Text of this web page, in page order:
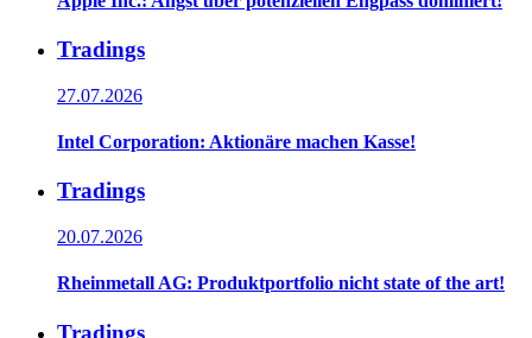
Tradings
27.07.2026
Intel Corporation: Aktionäre machen Kasse!
Tradings
20.07.2026
Rheinmetall AG: Produktportfolio nicht state of the art!
Tradings